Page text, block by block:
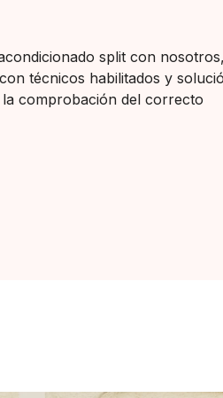
split con
técnicos habilitados y
la comprobación del correcto